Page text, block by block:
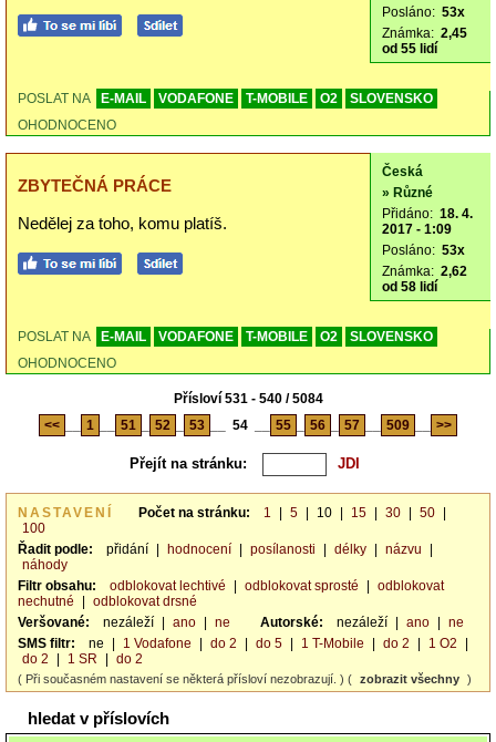
Posláno: 53x
Známka: 2,45
od 55 lidí
POSLAT NA E-MAIL VODAFONE T-MOBILE O2
SLOVENSKO
OHODNOCENO
ZBYTEČNÁ PRÁCE
Nedělej za toho, komu platíš.
Česká
» Různé
Přidáno: 18. 4.
2017 - 1:09
Posláno: 53x
Známka: 2,62
od 58 lidí
POSLAT NA E-MAIL VODAFONE T-MOBILE O2
SLOVENSKO
OHODNOCENO
Přísloví 531 - 540 / 5084
<<
1 51 52 53 54 55 56 57 509 >>
Přejít na stránku:
NASTAVENÍ Počet na stránku: 1 5 10 15 30 50
100
Řadit podle:
přidání hodnocení posílanosti délky názvu
náhody
Filtr obsahu:
odblokovat lechtivé odblokovat sprosté
odblokovat
nechutné
odblokovat drsné
Veršované:
nezáleží ano ne Autorské: nezáleží ano
ne
SMS filtr:
ne 1 Vodafone do 2 do 5 1 T-Mobile do 2 1 O2
do 2
1 SR do 2
( Při současném nastavení se některá přísloví nezobrazují. ) ( zobrazit všechny )
hledat v příslovích